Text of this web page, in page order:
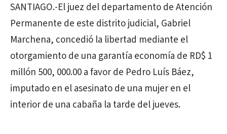
SANTIAGO.-El juez del departamento de Atención
Permanente de este distrito judicial, Gabriel
Marchena, concedió la libertad mediante el
otorgamiento de una garantía economía de RD$ 1
millón 500, 000.00 a favor de Pedro Luís Báez,
imputado en el asesinato de una mujer en el
interior de una cabaña la tarde del jueves.